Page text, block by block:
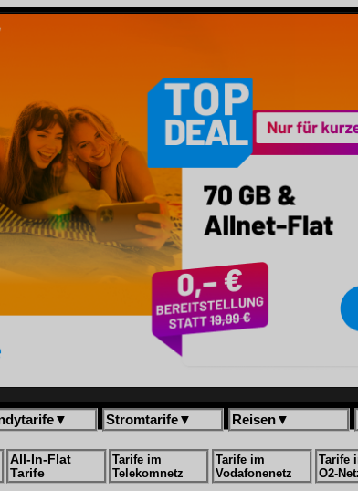
▼ Stromtarife▼ Reisen▼
All-In-Flat
Tarife
Tarife im
Telekomnetz
Tarife im
Vodafonenetz
Tarife
O2-